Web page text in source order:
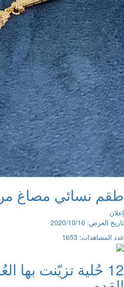
طقم نسائي مصاغ من
إعلان
تاريخ العرض: 2020/10/16
عدد المشاهدات: 1653
12 حُلية تزيّنت بها